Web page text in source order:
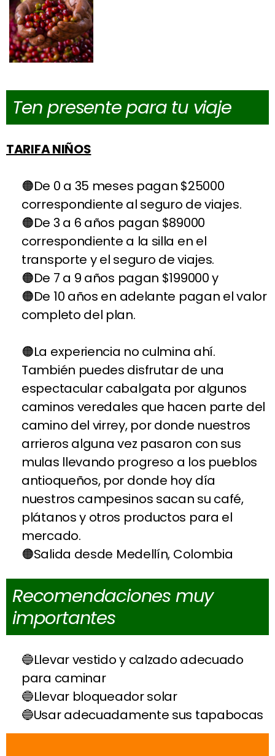
Ten presente para tu viaje
TARIFA NIÑOS
De 0 a 35 meses pagan $25000
correspondiente al seguro de viajes.
De 3 a 6 años pagan $89000
correspondiente a la silla en el
transporte y el seguro de viajes.
De 7 a 9 años pagan $199000 y
De 10 años en adelante pagan el valor
completo del plan.
La experiencia no culmina ahí.
También puedes disfrutar de una
espectacular cabalgata por algunos
caminos veredales que hacen parte del
camino del virrey, por donde nuestros
arrieros alguna vez pasaron con sus
mulas llevando progreso a los pueblos
antioqueños, por donde hoy día
nuestros campesinos sacan su café,
plátanos y otros productos para el
mercado.
Salida desde Medellín, Colombia
Recomendaciones muy
importantes
Llevar vestido y calzado adecuado
para caminar
Llevar bloqueador solar
Usar adecuadamente sus tapabocas